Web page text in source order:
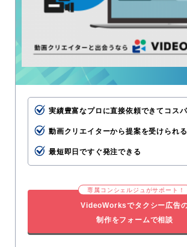
実績豊富なプロに直接依頼できてコス
動画クリエイターから提案を受けられる
最短即日ですぐ発注できる
専属コンシェルジュがサポート！
VideoWorksでタクシー広告
制作をフォームで相談